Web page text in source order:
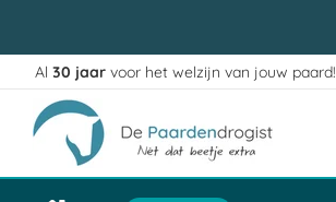
Ga
naar
de
inhoud
Al 30 jaar voor het welzijn van jouw paard!